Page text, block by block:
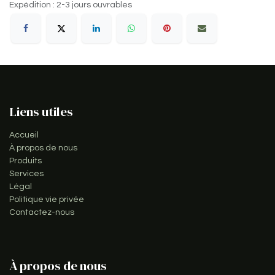
Expédition : 2-3 jours ouvrables
Liens utiles
Accueil
À propos de nous
Produits
Services
Légal
Politique vie privée
Contactez-nous
À propos de nous